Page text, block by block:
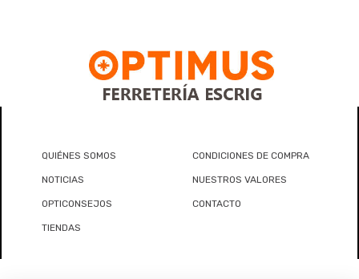
QUIÉNES SOMOS CONDICIONES DE COMPRA
NOTICIAS NUESTROS VALORES
OPTICONSEJOS CONTACTO
TIENDAS